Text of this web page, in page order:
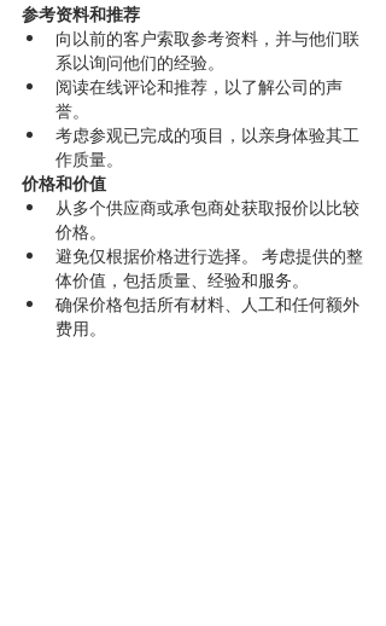
参考资料和推荐
向以前的客户索取参考资料，并与他们联
系以询问他们的经验。
阅读在线评论和推荐，以了解公司的声
誉。
考虑参观已完成的项目，以亲身体验其工
作质量。
价格和价值
从多个供应商或承包商处获取报价以比较
价格。
避免仅根据价格进行选择。 考虑提供的整
体价值，包括质量、经验和服务。
确保价格包括所有材料、人工和任何额外
费用。